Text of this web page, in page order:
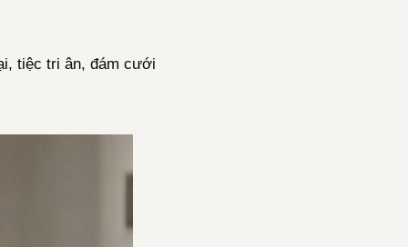
tiệc tri ân, đám cưới